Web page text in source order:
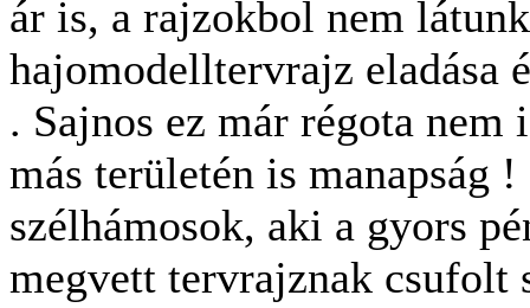
ár is, a rajzokbol nem
hajomodelltervrajz eladása
. Sajnos ez már régota
más területén is manapság
szélhámosok, aki a gyors
megvett tervrajznak csufolt